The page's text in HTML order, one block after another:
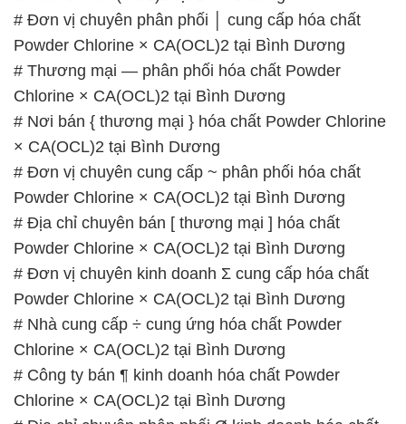
# Đơn vị chuyên phân phối │ cung cấp hóa chất
Powder Chlorine × CA(OCL)2 tại Bình Dương
# Thương mại — phân phối hóa chất Powder
Chlorine × CA(OCL)2 tại Bình Dương
# Nơi bán { thương mại } hóa chất Powder Chlorine
× CA(OCL)2 tại Bình Dương
# Đơn vị chuyên cung cấp ~ phân phối hóa chất
Powder Chlorine × CA(OCL)2 tại Bình Dương
# Địa chỉ chuyên bán [ thương mại ] hóa chất
Powder Chlorine × CA(OCL)2 tại Bình Dương
# Đơn vị chuyên kinh doanh Σ cung cấp hóa chất
Powder Chlorine × CA(OCL)2 tại Bình Dương
# Nhà cung cấp ÷ cung ứng hóa chất Powder
Chlorine × CA(OCL)2 tại Bình Dương
# Công ty bán ¶ kinh doanh hóa chất Powder
Chlorine × CA(OCL)2 tại Bình Dương